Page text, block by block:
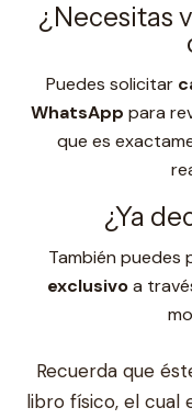
¿Necesitas
Puedes solicitar
WhatsApp para
que es
¿Ya
También puedes
exclusivoa
Recuerda que
libro físico, el cual